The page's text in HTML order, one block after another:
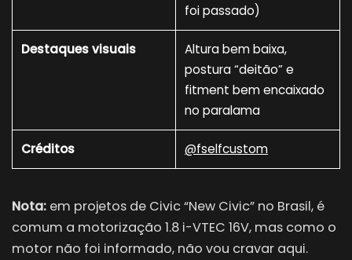
foi passado)
Destaques visuais
Altura bem baixa,
postura “deitão” e
fitment bem encaixado
no paralama
Créditos @fselfcustom
Nota: em projetos de Civic “New Civic” no Brasil, é
comum a motorização 1.8 i-VTEC 16V, mas como o
motor não foi informado, não vou cravar aqui.